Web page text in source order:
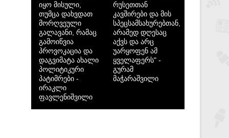
იყო მისული,
თუმცა დახვდათ
მორღვეული
გალავანი, რამაც
გამოიწვია
პროვოკაცია და
დაგვიმატა ახალი
პოლიტიკური
პატიმრები -
ირაკლი
ფავლენიშვილი
რუსეთთან
კავშირები და მის
სპეცსამსახურებთან,
არამედ დღესაც
აქვს და არც
უარყოფენ ამ
ყველაფერს" -
გურამ
მაჭარაშვილი